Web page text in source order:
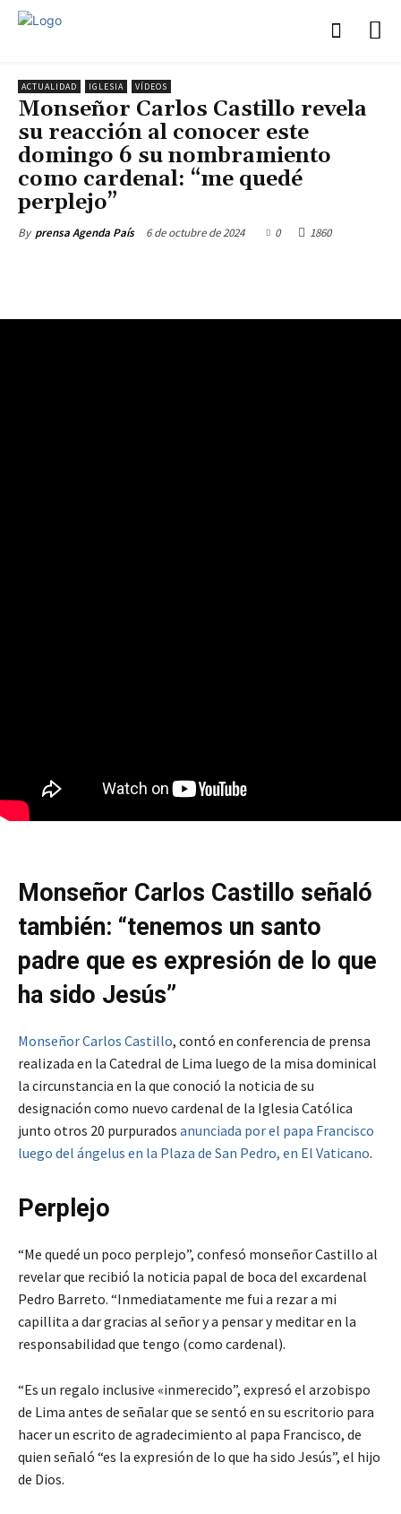
ACTUALIDAD IGLESIA VÍDEOS
Monseñor Carlos Castillo revela
su reacción al conocer este
domingo 6 su nombramiento
como cardenal: “me quedé
perplejo”
By prensa Agenda País 6 de octubre de 2024 0 1860
Monseñor Carlos Castillo señaló
también: “tenemos un santo
padre que es expresión de lo que
ha sido Jesús”
Monseñor Carlos Castillo, contó en conferencia de prensa
realizada en la Catedral de Lima luego de la misa dominical
la circunstancia en la que conoció la noticia de su
designación como nuevo cardenal de la Iglesia Católica
junto otros 20 purpurados anunciada por el papa Francisco
luego del ángelus en la Plaza de San Pedro, en El Vaticano.
Perplejo
“Me quedé un poco perplejo”, confesó monseñor Castillo al
revelar que recibió la noticia papal de boca del excardenal
Pedro Barreto. “Inmediatamente me fui a rezar a mi
capillita a dar gracias al señor y a pensar y meditar en la
responsabilidad que tengo (como cardenal).
“Es un regalo inclusive «inmerecido”, expresó el arzobispo
de Lima antes de señalar que se sentó en su escritorio para
hacer un escrito de agradecimiento al papa Francisco, de
quien señaló “es la expresión de lo que ha sido Jesús”, el hijo
de Dios.